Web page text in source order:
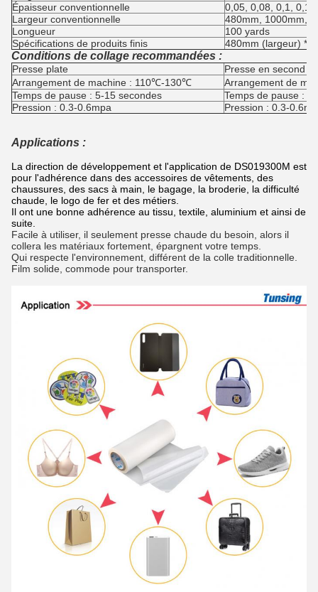
Épaisseur conventionnelle
0,05, 0,08, 0,1,
Largeur conventionnelle
480mm, 1000mm,
Longueur
100 yards
Spécifications de produits finis
480mm (largeur)
Conditions de collage recommandées :
Presse plate
Presse en second
Arrangement de machine : 110℃-130℃
Arrangement de
Temps de pause : 5-15 secondes
Temps de pause :
Pression : 0.3-0.6mpa
Pression : 0.3-
Applications :
La direction de développement et l'application de DS019300M est
pour l'adhérence dans des accessoires de vêtements, des
chaussures, des sacs à main, le bagage, la broderie, la difficulté
chaude, le logo de fer et des métiers.
Il ont une bonne adhérence au tissu, textile, aluminium et ainsi de
suite.
Facile à utiliser, il seulement presse chaude du besoin, alors il
collera les matériaux fortement, épargnent votre temps.
Qui respecte l'environnement, différent de la colle traditionnelle.
Film solide, commode pour transporter.